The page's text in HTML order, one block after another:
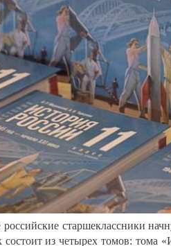
российские старшеклассники
из четырех томов: тома